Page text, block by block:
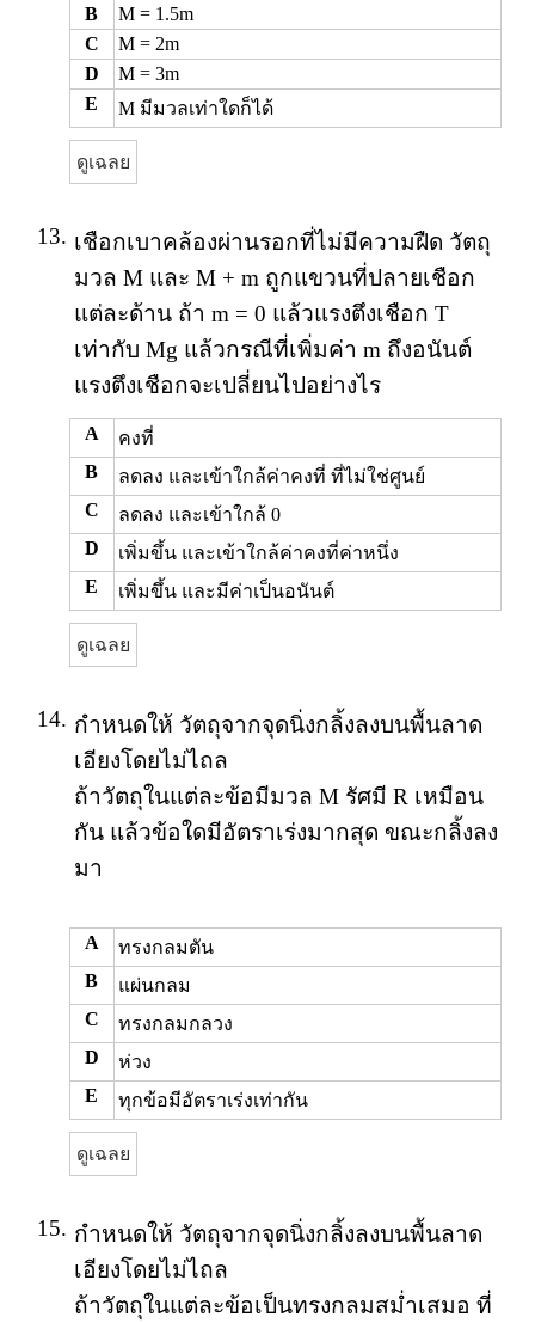
B
M = 1.5m
C
M = 2m
D
M = 3m
E
M มีมวลเท่าใดก็ได้
ดูเฉลย
13. เชือกเบาคล้องผ่านรอกที่ไม่มีความฝืด วัตถุ
มวล M และ M + m ถูกแขวนที่ปลายเชือก
แต่ละด้าน ถ้า m = 0 แล้วแรงตึงเชือก T
เท่ากับ Mg แล้วกรณีที่เพิ่มค่า m ถึงอนันต์
แรงตึงเชือกจะเปลี่ยนไปอย่างไร
A
คงที่
B
ลดลง และเข้าใกล้ค่าคงที่ ที่ไม่ใช่ศูนย์
C
ลดลง และเข้าใกล้ 0
D
เพิ่มขึ้น และเข้าใกล้ค่าคงที่ค่าหนึ่ง
E
เพิ่มขึ้น และมีค่าเป็นอนันต์
ดูเฉลย
14. กำหนดให้ วัตถุจากจุดนิ่งกลิ้งลงบนพื้นลาด
เอียงโดยไม่ไถล
ถ้าวัตถุในแต่ละข้อมีมวล M รัศมี R เหมือน
กัน แล้วข้อใดมีอัตราเร่งมากสุด ขณะกลิ้งลง
มา
A
ทรงกลมตัน
B
แผ่นกลม
C
ทรงกลมกลวง
D
ห่วง
E
ทุกข้อมีอัตราเร่งเท่ากัน
ดูเฉลย
15. กำหนดให้ วัตถุจากจุดนิ่งกลิ้งลงบนพื้นลาด
เอียงโดยไม่ไถล
ถ้าวัตถุในแต่ละข้อเป็นทรงกลมสม่ำเสมอ ที่